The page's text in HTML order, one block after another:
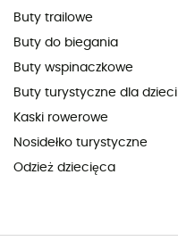
Buty trailowe
Buty do biegania
Buty wspinaczkowe
Buty turystyczne dla dzieci
Kaski rowerowe
Nosidełko turystyczne
Odzież dziecięca